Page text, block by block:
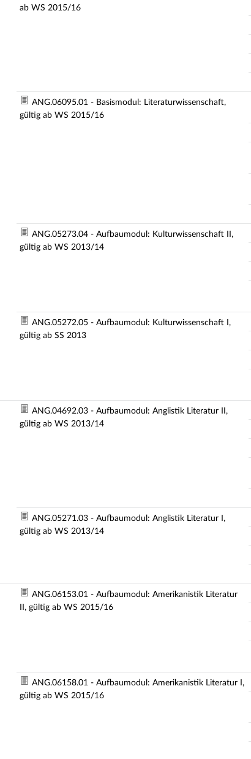
ab WS 2015/16
ANG.06095.01 - Basismodul: Literaturwissenschaft,
gültig ab WS 2015/16
ANG.05273.04 - Aufbaumodul: Kulturwissenschaft II,
gültig ab WS 2013/14
ANG.05272.05 - Aufbaumodul: Kulturwissenschaft I,
gültig ab SS 2013
ANG.04692.03 - Aufbaumodul: Anglistik Literatur II,
gültig ab WS 2013/14
ANG.05271.03 - Aufbaumodul: Anglistik Literatur I,
gültig ab WS 2013/14
ANG.06153.01 - Aufbaumodul: Amerikanistik Literatur
II, gültig ab WS 2015/16
ANG.06158.01 - Aufbaumodul: Amerikanistik Literatur I,
gültig ab WS 2015/16